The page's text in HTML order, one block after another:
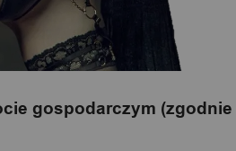
gospodarczym (zgodnie